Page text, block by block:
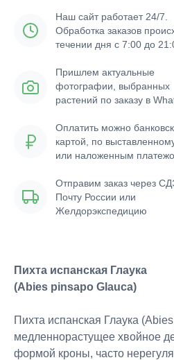
Наш сайт работает 24/7.
Обработка заказов
течении дня с 7:00 до
Пришлем актуальные
фотографии, выбранных
растений по заказу в
Отправим заказ через
Почту России или
Желдорэкспедицию
Оплатить можно
картой, по
или наложенным
Пихта испанская Глаука
(Abies pinsapo Glauca)
Пихта испанская Глаука
медленнорастущее хвойное
формой кроны, часто